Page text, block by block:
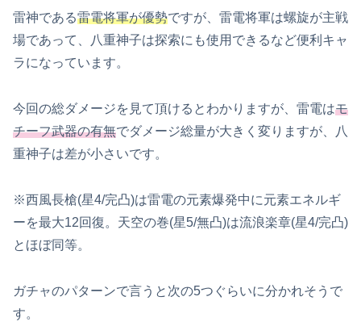
雷神である雷電将軍が優勢ですが、雷電将軍は螺旋が主戦
場であって、八重神子は探索にも使用できるなど便利キャ
ラになっています。
今回の総ダメージを見て頂けるとわかりますが、雷電はモ
チーフ武器の有無でダメージ総量が大きく変りますが、八
重神子は差が小さいです。
※西風長槍(星4/完凸)は雷電の元素爆発中に元素エネルギ
ーを最大12回復。天空の巻(星5/無凸)は流浪楽章(星4/完凸)
とほぼ同等。
ガチャのパターンで言うと次の5つぐらいに分かれそうで
す。